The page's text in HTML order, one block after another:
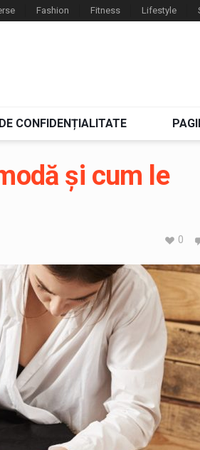
Fashion Fitness Lifestyle
CONFIDENȚIALITATE
și cum le
0